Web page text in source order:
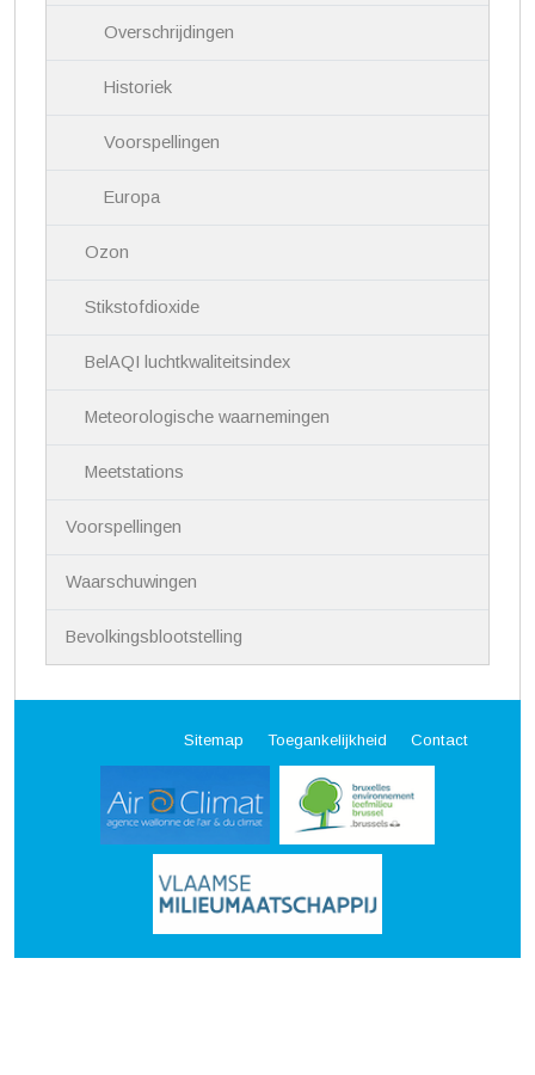
Overschrijdingen
Historiek
Voorspellingen
Europa
Ozon
Stikstofdioxide
BelAQI luchtkwaliteitsindex
Meteorologische waarnemingen
Meetstations
Voorspellingen
Waarschuwingen
Bevolkingsblootstelling
Sitemap Toegankelijkheid Contact